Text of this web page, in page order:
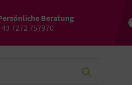
Beratung
7272 757970